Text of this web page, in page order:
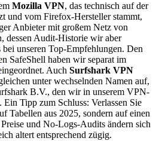
Mozilla VPN, das technisch auf der
und vom Firefox-Hersteller stammt,
Anbieter mit großem Netz von
dessen Audit-Historie wir aber
unseren Top-Empfehlungen. Den
SafeShell haben wir separat im
Auch Surfshark VPN
unter wechselnden Namen auf,
B.V., den wir in unserem VPN-
Tipp zum Schluss: Verlassen Sie
Tabellen aus 2025, sondern auf einen
und No-Logs-Audits ändern sich
altert entsprechend zügig.